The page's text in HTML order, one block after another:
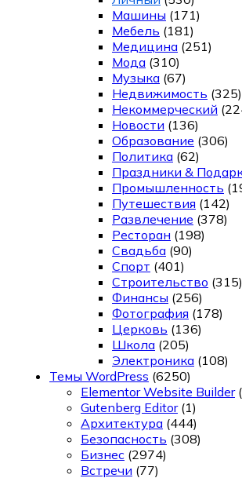
Машины (171)
Мебель (181)
Медицина (251)
Мода (310)
Музыка (67)
Недвижимость (325)
Некоммерческий
Новости (136)
Образование (306)
Политика (62)
Праздники &
Промышленность
Путешествия (142)
Развлечение (378)
Ресторан (198)
Свадьба (90)
Спорт (401)
Строительство (315)
Финансы (256)
Фотография (178)
Церковь (136)
Школа (205)
Электроника (108)
Темы WordPress (6250)
Elementor Website Builder
Gutenberg Editor (1)
Архитектура (444)
Безопасность (308)
Бизнес (2974)
Встречи (77)